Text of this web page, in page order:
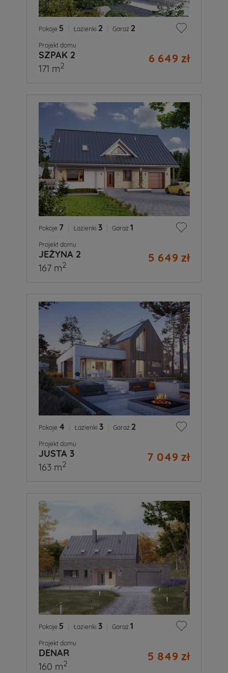
Pokoje 5 Łazienki 2 Garaż 2
Projekt domu
SZPAK 2 6 649 zł
171 m2
Pokoje 7 Łazienki 3 Garaż 1
Projekt domu
JEŻYNA 2 5 649 zł
167 m2
Pokoje 4 Łazienki 3 Garaż 2
Projekt domu
JUSTA 3 7 049 zł
163 m2
Pokoje 5 Łazienki 3 Garaż 1
Projekt domu
DENAR 5 849 zł
160 m2